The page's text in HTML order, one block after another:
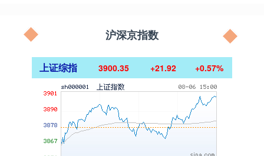
沪深京指数
上证综指 3900.35 +21.92 +0.57%